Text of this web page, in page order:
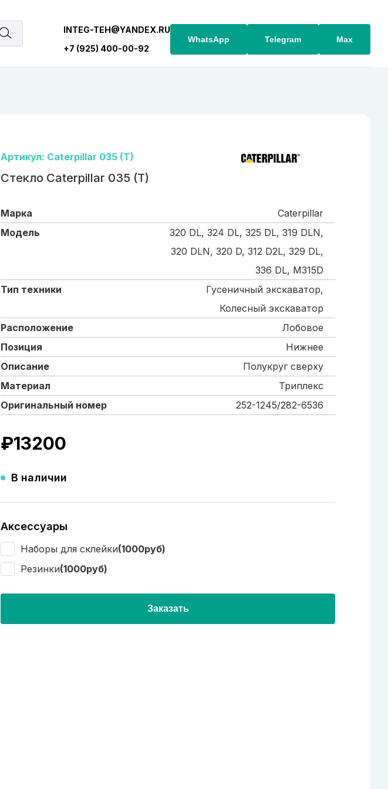
INTEG-TEH@YANDEX.RU
+7 (925) 400-00-92
WhatsApp Telegram Max
Артикул: Caterpillar 035 (T)
Стекло Caterpillar 035 (T)
Марка
Caterpillar
Модель
320 DL, 324 DL, 325 DL, 319 DLN,
320 DLN, 320 D, 312 D2L, 329 DL,
336 DL, M315D
Тип техники
Гусеничный экскаватор,
Колесный экскаватор
Расположение
Лобовое
Позиция
Нижнее
Описание
Полукруг сверху
Материал
Триплекс
Оригинальный номер
252-1245/282-6536
₽13200
В наличии
Аксессуары
Наборы для склейки(1000руб)
Резинки(1000руб)
Заказать